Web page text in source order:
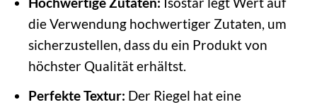
die Verwendung hochwertiger Zutaten, um
sicherzustellen, dass du ein Produkt von
höchster Qualität erhältst.
Perfekte Textur: Der Riegel hat eine